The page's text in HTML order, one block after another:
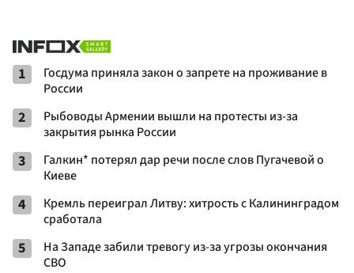
1
Госдума приняла закон о запрете на проживание в
России
2
Рыбоводы Армении вышли на протесты из-за
закрытия рынка России
3
Галкин* потерял дар речи после слов Пугачевой о
Киеве
4
Кремль переиграл Литву: хитрость с Калининградом
сработала
5
На Западе забили тревогу из-за угрозы окончания
СВО